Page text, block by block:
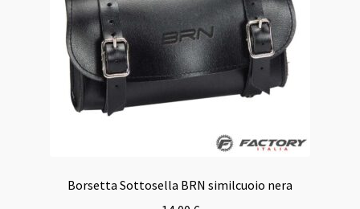
Borsetta Sottosella BRN similcuoio nera